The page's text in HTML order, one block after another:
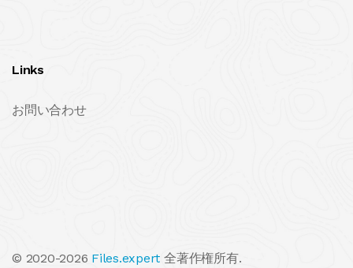
Links
お問い合わせ
© 2020-2026 Files.expert 全著作権所有.